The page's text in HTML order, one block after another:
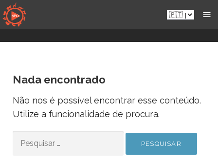
Aceder
diretamente
ao
conteúdo
Pt.sportsmansparadiseonline.com
Nada encontrado
Não nos é possível encontrar esse conteúdo.
Utilize a funcionalidade de procura.
POR: